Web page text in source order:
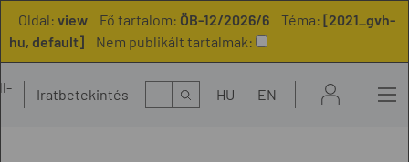
Oldal: view Fő tartalom: ÖB-12/2026/6 Téma: [2021_gvh-
hu, default]
Nem publikált tartalmak:
Iratbetekintés Kereső HU EN